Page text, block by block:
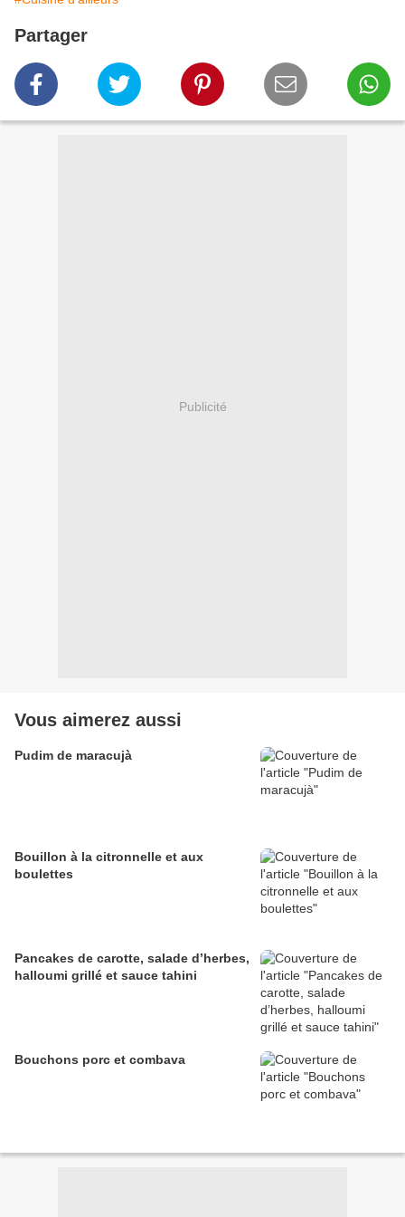
Partager
Publicité
Vous aimerez aussi
Pudim de maracujà
Bouillon à la citronnelle et aux
boulettes
Pancakes de carotte, salade d’herbes,
halloumi grillé et sauce tahini
Bouchons porc et combava